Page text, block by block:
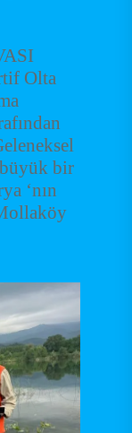
Olta
büyük bir
‘nın